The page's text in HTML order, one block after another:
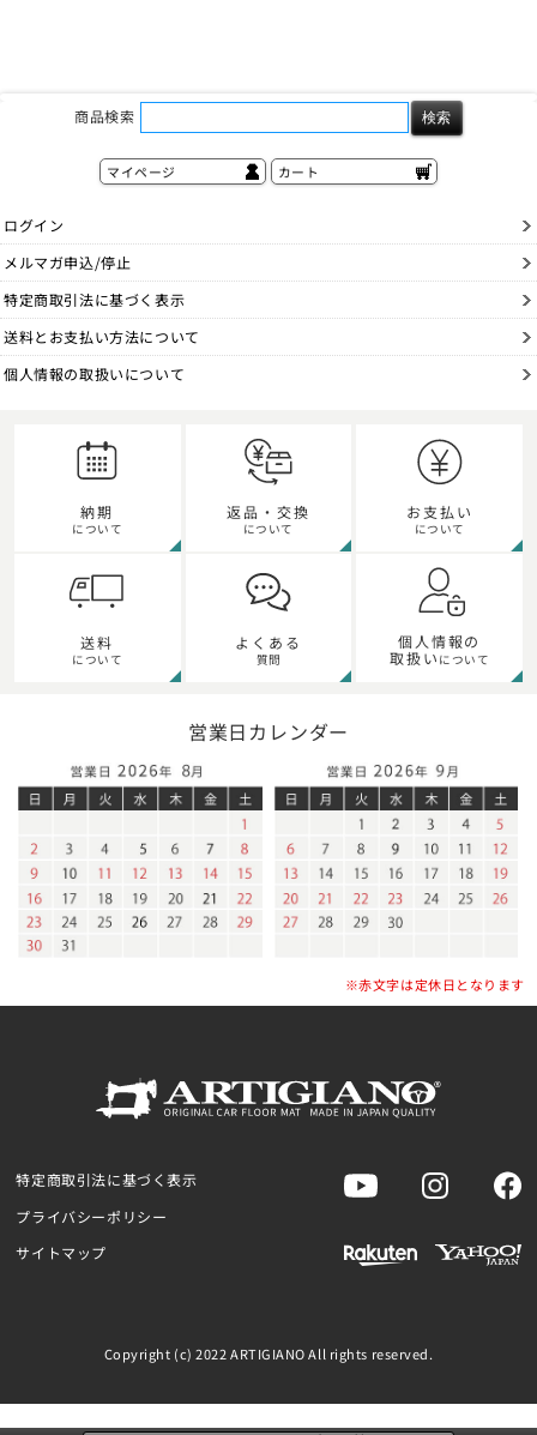
商品検索
マイページ カート
ログイン
メルマガ申込/停止
特定商取引法に基づく表示
送料とお支払い方法について
個人情報の取扱いについて
納期
について
返品・交換
について
お支払い
について
送料
について
よくある
質問
個人情報の
取扱い について
営業日カレンダー
※赤文字は定休日となります
特定商取引法に基づく表示
プライバシーポリシー
サイトマップ
Copyright (c) 2022 ARTIGIANO All rights reserved.